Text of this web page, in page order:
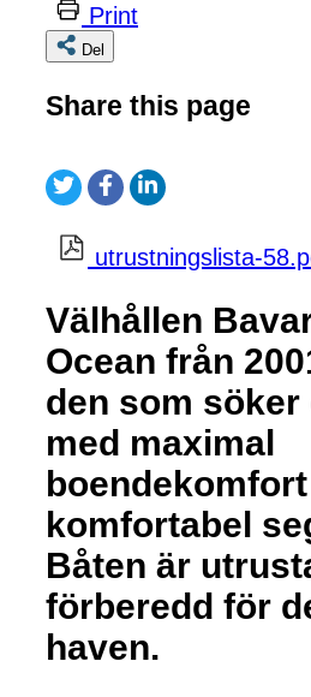
Print
Del
Share this page
utrustningslista-
Välhållen
Ocean från
den som söker
med maximal
komfortabel
Båten är
förberedd för
haven.